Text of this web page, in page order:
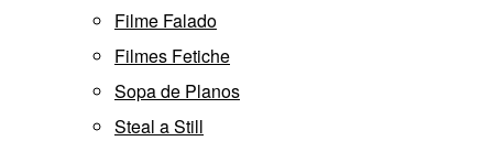
Filme Falado
Filmes Fetiche
Sopa de Planos
Steal a Still